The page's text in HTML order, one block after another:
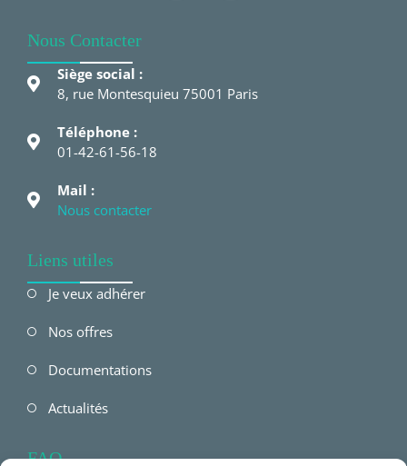
Nous Contacter
Siège social :
8, rue Montesquieu 75001 Paris
Téléphone :
01-42-61-56-18
Mail :
Nous contacter
Liens utiles
Je veux adhérer
Nos offres
Documentations
Actualités
FAQ